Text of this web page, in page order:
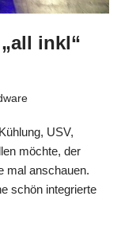
inkl“
USV,
möchte, der
mal anschauen.
schön integrierte